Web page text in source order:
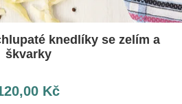
knedlíky se zelím a
škvarky
Kč